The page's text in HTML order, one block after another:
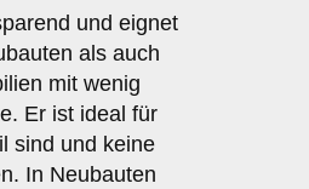
und eignet
als auch
mit wenig
Er ist ideal für
sind und keine
In Neubauten